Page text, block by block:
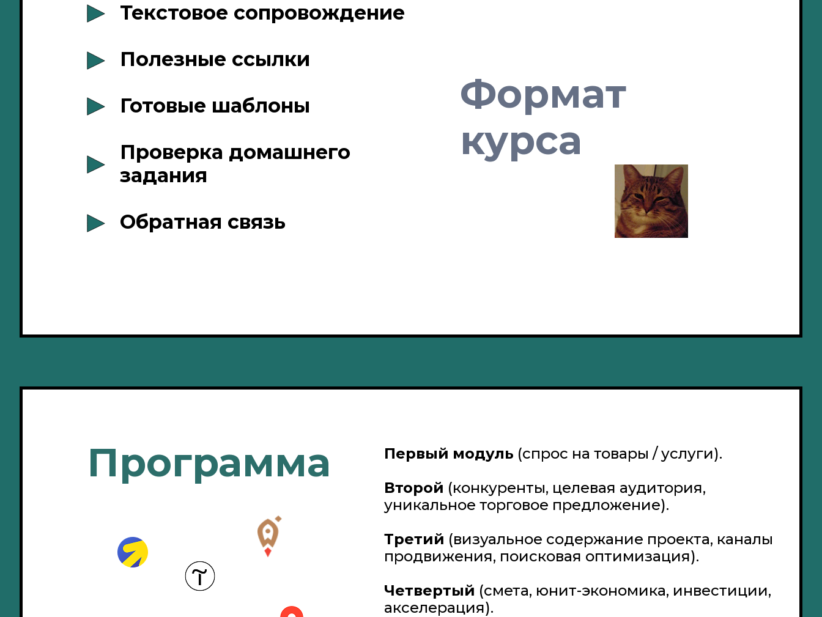
Формат
курса
Текстовое сопровождение
Полезные ссылки
Готовые шаблоны
Проверка домашнего
задания
Обратная связь
Программа Первый модуль (спрос на товары / услуги).
Второй (конкуренты, целевая аудитория,
уникальное торговое предложение).
Третий (визуальное содержание проекта, каналы
продвижения, поисковая оптимизация).
Четвертый (смета, юнит-экономика, инвестиции,
акселерация).